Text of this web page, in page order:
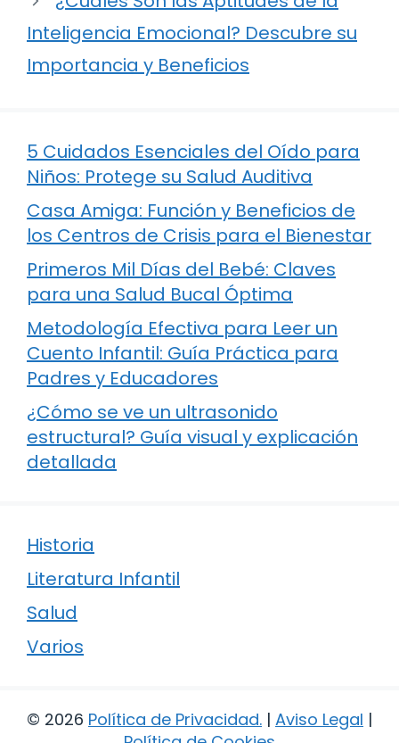
Inteligencia Emocional? Descubre su
Importancia y Beneficios
5 Cuidados Esenciales del Oído para
Niños: Protege su Salud Auditiva
Casa Amiga: Función y Beneficios de
los Centros de Crisis para el Bienestar
Primeros Mil Días del Bebé: Claves
para una Salud Bucal Óptima
Metodología Efectiva para Leer un
Cuento Infantil: Guía Práctica para
Padres y Educadores
¿Cómo se ve un ultrasonido
estructural? Guía visual y explicación
detallada
Historia
Literatura Infantil
Salud
Varios
© 2026 Política de Privacidad. | Aviso Legal |